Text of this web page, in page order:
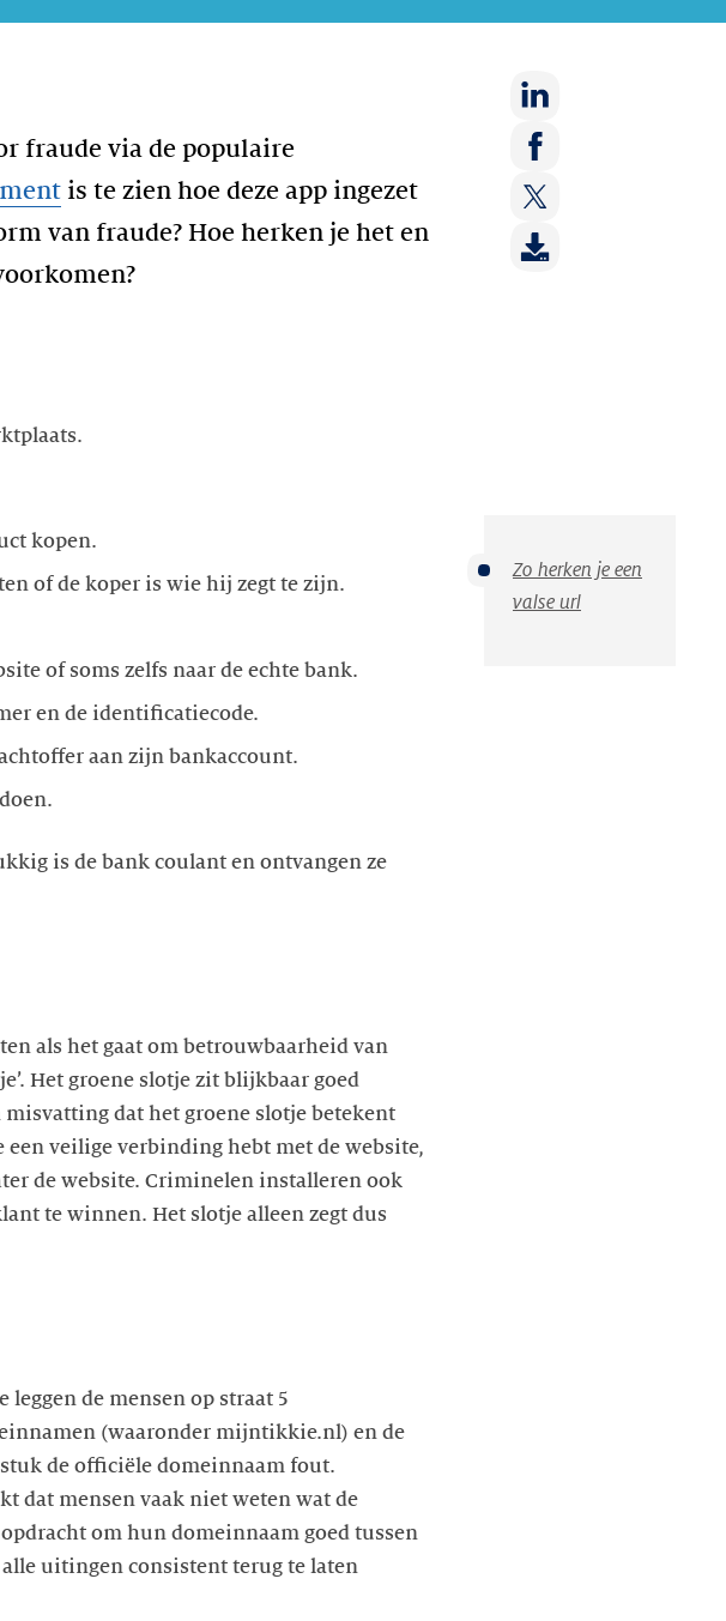
fraude via de populaire
is te zien hoe deze app ingezet
van fraude? Hoe herken je het en
Deel
op:
LinkedIn
Deel
Facebook
Deel
op:
Zo herken je een
valse url
kopen.
of de koper is wie hij zegt te zijn.
of soms zelfs naar de echte bank.
en de identificatiecode.
aan zijn bankaccount.
is de bank coulant en ontvangen ze
als het gaat om betrouwbaarheid van
Het groene slotje zit blijkbaar goed
dat het groene slotje betekent
veilige verbinding hebt met de website,
de website. Criminelen installeren ook
te winnen. Het slotje alleen zegt dus
leggen de mensen op straat 5
(waaronder mijntikkie.nl) en de
de officiële domeinnaam fout.
dat mensen vaak niet weten wat de
om hun domeinnaam goed tussen
uitingen consistent terug te laten